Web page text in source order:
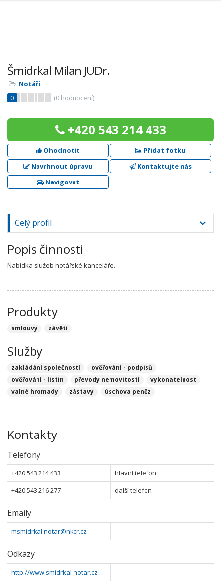
Šmidrkal Milan JUDr.
Notáři
0
(0 hodnocení)
+420 543 214 433
Ohodnotit
Přidat fotku
Navrhnout úpravu
Kontaktujte nás
Navigovat
Celý profil
Popis činnosti
Nabídka služeb notářské kanceláře.
Produkty
smlouvy závěti
Služby
zakládání společností
ověřování - podpisů
ověřování - listin
převody nemovitostí
vykonatelnost
valné hromady
zástavy úschova peněz
Kontakty
Telefony
+420 543 214 433
hlavní telefon
+420 543 216 277
další telefon
Emaily
msmidrkal.notar@nkcr.cz
Odkazy
http://www.smidrkal-notar.cz